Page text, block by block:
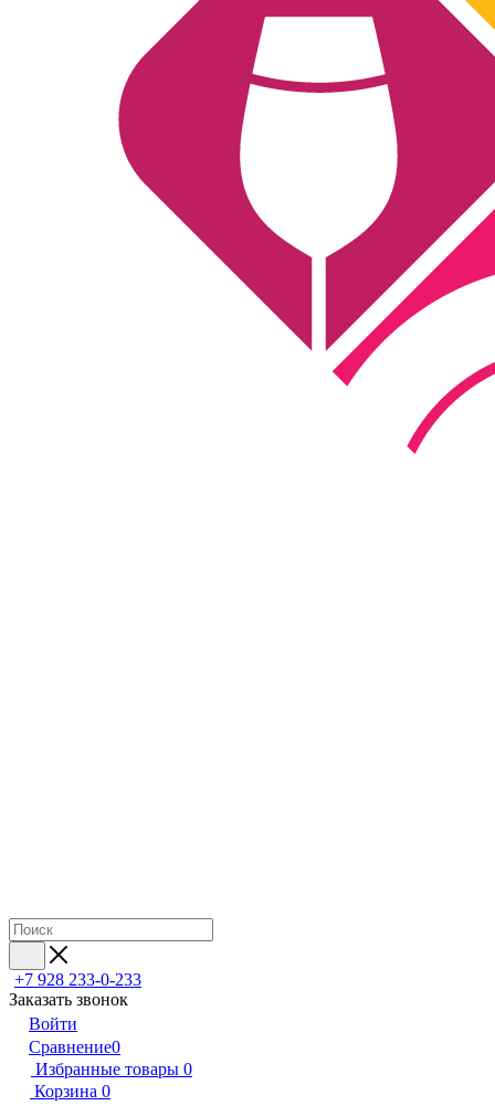
+7 928 233-0-233
Заказать звонок
Войти
Сравнение0
Избранные товары 0
Корзина 0